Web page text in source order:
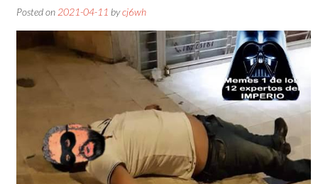
Posted on 2021-04-11 bycj6wh